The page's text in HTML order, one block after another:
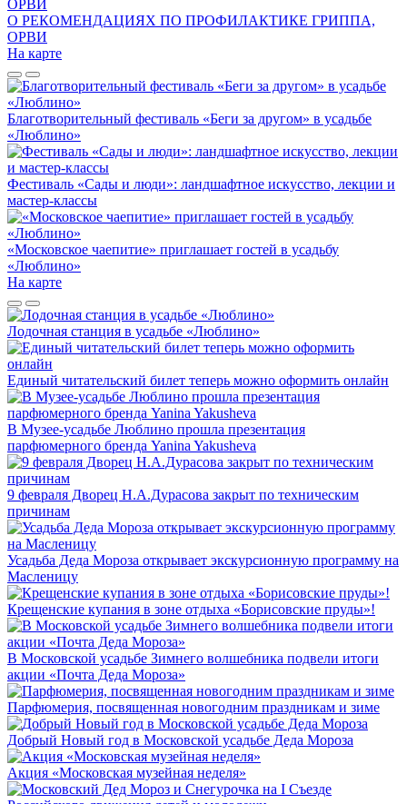
О РЕКОМЕНДАЦИЯХ ПО ПРОФИЛАКТИКЕ ГРИППА,
ОРВИ
На карте
Благотворительный фестиваль «Беги за другом» в усадьбе
«Люблино»
Фестиваль «Сады и люди»: ландшафтное искусство, лекции и
мастер-классы
«Московское чаепитие» приглашает гостей в усадьбу
«Люблино»
На карте
Лодочная станция в усадьбе «Люблино»
Единый читательский билет теперь можно оформить онлайн
В Музее-усадьбе Люблино прошла презентация
парфюмерного бренда Yanina Yakusheva
9 февраля Дворец Н.А.Дурасова закрыт по техническим
причинам
Усадьба Деда Мороза открывает экскурсионную программу на
Масленицу
Крещенские купания в зоне отдыха «Борисовские пруды»!
В Московской усадьбе Зимнего волшебника подвели итоги
акции «Почта Деда Мороза»
Парфюмерия, посвященная новогодним праздникам и зиме
Добрый Новый год в Московской усадьбе Деда Мороза
Акция «Московская музейная неделя»